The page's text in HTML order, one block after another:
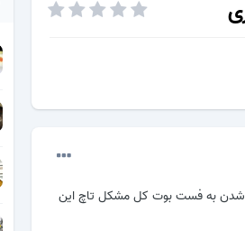
شدن به فست بوت کل مشکل تاچ این